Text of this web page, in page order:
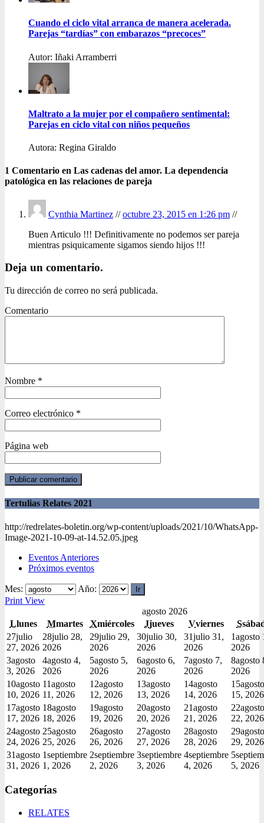
Cuando el ciclo vital arranca de manera acelerada.
Parejas “tardías” con embarazos “precoces”
Autor: Iñaki Arramberri
Maltrato a la mujer por el compañero sentimental:
Parejas en ciclo vital con niños pequeños
Autora: Regina Giraldo
1 Comentario en Las cadenas del amor. La dependencia
patológica en las relaciones de pareja
Cynthia Martinez //octubre 23, 2015 en 1:26 pm //
Buen Articulo !!! Definitivamente no podemos ser pareja
mientras psiquicamente sigamos siendo hijos !!!
Deja un comentario.
Tu dirección de correo no será publicada.
Comentario
Nombre *
Correo electrónico *
Página web
Tertulias Relates 2021
http://redrelates-boletin.org/wp-content/uploads/2021/10/WhatsApp-
Image-2021-10-09-at-14.52.05.jpeg
Eventos Anteriores
Próximos eventos
Mes:
Año:
Print View
agosto 2026
Llunes Mmartes Xmiércoles Jjueves Vviernes S
27julio
27, 2026
28julio 28,
2026
29julio 29,
2026
30julio 30,
2026
31julio 31,
2026
1agosto
2026
3agosto
3, 2026
4agosto 4,
2026
5agosto 5,
2026
6agosto 6,
2026
7agosto 7,
2026
8agosto
2026
10agosto
10, 2026
11agosto
11, 2026
12agosto
12, 2026
13agosto
13, 2026
14agosto
14, 2026
15agosto
15, 2026
17agosto
17, 2026
18agosto
18, 2026
19agosto
19, 2026
20agosto
20, 2026
21agosto
21, 2026
22agosto
22, 2026
24agosto
24, 2026
25agosto
25, 2026
26agosto
26, 2026
27agosto
27, 2026
28agosto
28, 2026
29agosto
29, 2026
31agosto
31, 2026
1septiembre
1, 2026
2septiembre
2, 2026
3septiembre
3, 2026
4septiembre
4, 2026
5
5, 2026
Categorías
RELATES